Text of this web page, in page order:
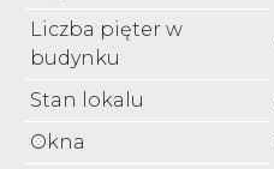
Liczba pięter w
budynku
Stan lokalu
Okna